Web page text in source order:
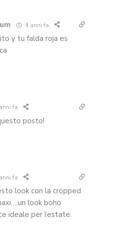
4 anni fa
y tu falda roja es
fa
posto!
fa
look con la cropped
look boho
ideale per l’estate.